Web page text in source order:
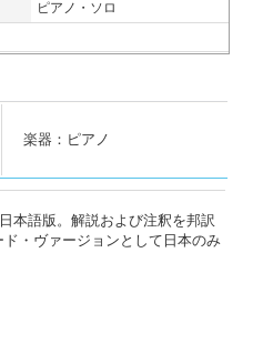
ピアノ・ソロ
楽器：ピアノ
本語版。解説および注釈を邦訳
・ヴァージョンとして日本のみ